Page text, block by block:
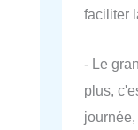
faciliter
- Le
plus,